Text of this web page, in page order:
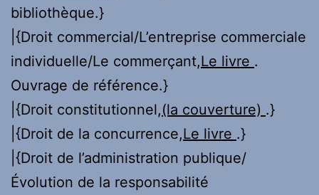
bibliothèque.}
|{Droit commercial/L’entreprise commerciale
individuelle/Le commerçant,Le livre .
Ouvrage de référence.}
|{Droit constitutionnel,(la couverture) .}
|{Droit de la concurrence,Le livre .}
|{Droit de l’administration publique/
Évolution de la responsabilité